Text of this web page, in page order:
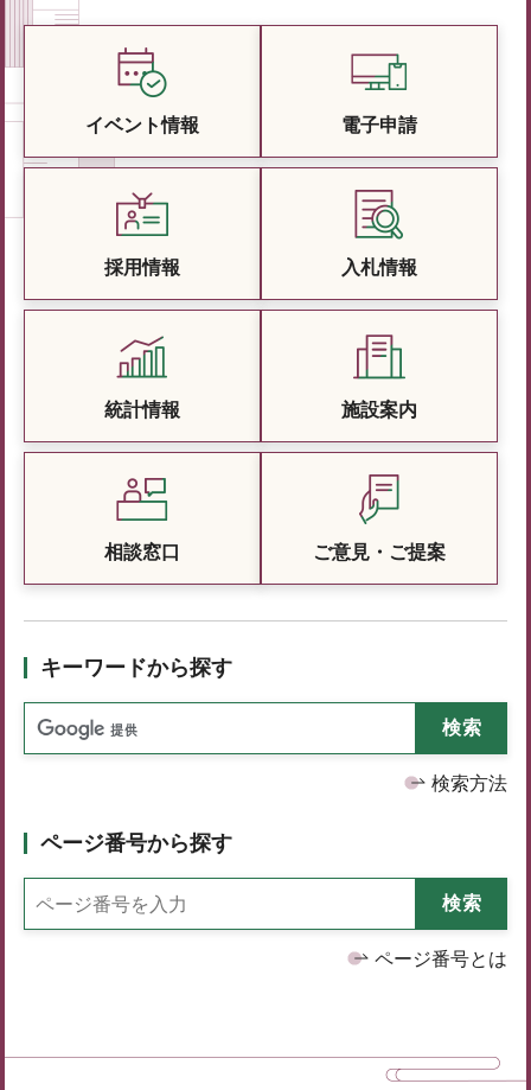
イベント情報 電子申請
採用情報 入札情報
統計情報 施設案内
相談窓口 ご意見・ご提案
キーワードから探す
検索方法
ページ番号から探す
ページ番号とは